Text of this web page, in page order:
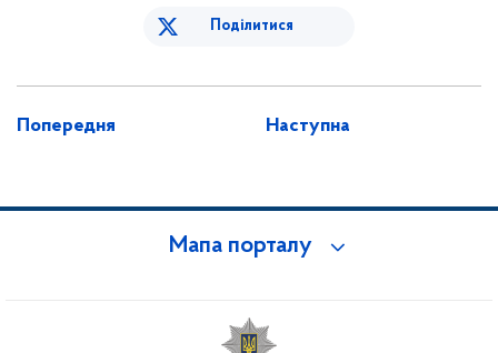
Поділитися
Попередня Наступна
Мапа порталу